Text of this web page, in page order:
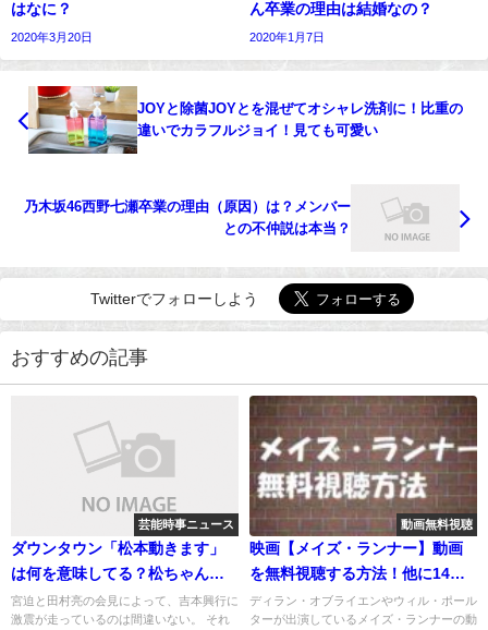
はなに？
2020年3月20日
ん卒業の理由は結婚なの？
2020年1月7日
JOYと除菌JOYとを混ぜてオシャレ洗剤に！比重の
違いでカラフルジョイ！見ても可愛い
乃木坂46西野七瀬卒業の理由（原因）は？メンバー
との不仲説は本当？
Twitterでフォローしよう
おすすめの記事
芸能時事ニュース
ダウンタウン「松本動きます」
は何を意味してる？松ちゃんの
行動とは？
宮迫と田村亮の会見によって、吉本興行に
激震が走っているのは間違いない。 それ
動画無料視聴
映画【メイズ・ランナー】動画
を無料視聴する方法！他に14万
本以上の映画ドラマが無料！
ディラン・オブライエンやウィル・ポール
ターが出演しているメイズ・ランナーの動